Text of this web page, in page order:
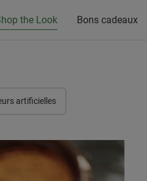
the Look Bons cadeaux
artificielles